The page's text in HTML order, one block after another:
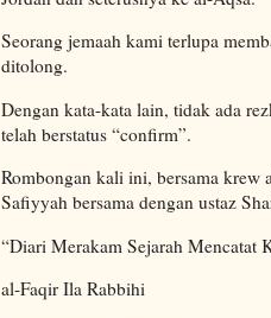
Seorang jemaah kami terlupa
ditolong.
Dengan kata-kata lain, tidak ada
telah berstatus “confirm”.
Rombongan kali ini, bersama krew
Safiyyah bersama dengan ustaz
“Diari Merakam Sejarah Mencatat
al-Faqir Ila Rabbihi